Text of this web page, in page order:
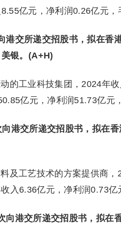
亿元，净利润0.26亿元，
港交所递交招股书，拟在香
银。(A+H)
的工业科技集团，2024年
亿元，净利润51.73亿元
港交所递交招股书，拟在
及工艺技术的方案提供商
入6.36亿元，净利润0.73亿
向港交所递交招股书，拟在